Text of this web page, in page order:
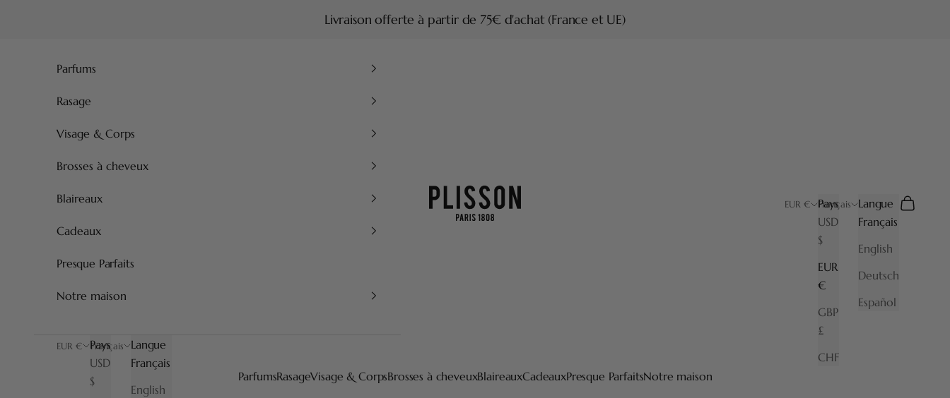
Livraison offerte à partir de 75€ d'achat (France et UE)
Plisson 1808
ParfumsRasageVisage & CorpsBrosses à cheveuxBlaireauxCadeauxPresque ParfaitsNotre maison
EUR €
Pays
USD
$
EUR
€
GBP
£
CHF
Français
Langue
Français
English
Deutsch
Español
Recherche
Panier
Parfums
Rasage
Visage & Corps
Brosses à cheveux
Blaireaux
Cadeaux
Presque Parfaits
Notre maison
EUR €
Pays
USD
$
Français
Langue
Français
English